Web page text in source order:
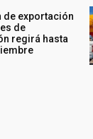
de exportación
de
regirá hasta